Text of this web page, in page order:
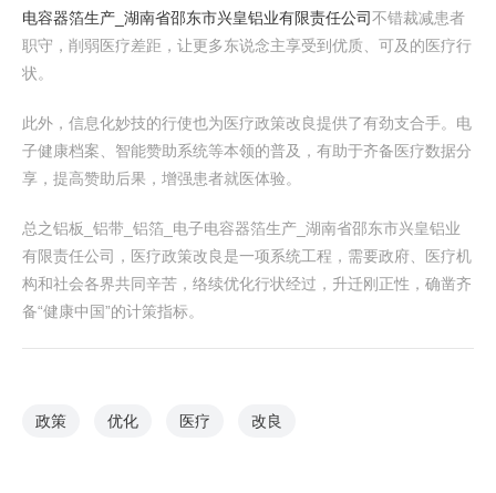
电容器箔生产_湖南省邵东市兴皇铝业有限责任公司不错裁减患者
职守，削弱医疗差距，让更多东说念主享受到优质、可及的医疗行
状。
此外，信息化妙技的行使也为医疗政策改良提供了有劲支合手。电
子健康档案、智能赞助系统等本领的普及，有助于齐备医疗数据分
享，提高赞助后果，增强患者就医体验。
总之铝板_铝带_铝箔_电子电容器箔生产_湖南省邵东市兴皇铝业
有限责任公司，医疗政策改良是一项系统工程，需要政府、医疗机
构和社会各界共同辛苦，络续优化行状经过，升迁刚正性，确凿齐
备“健康中国”的计策指标。
政策 优化 医疗 改良